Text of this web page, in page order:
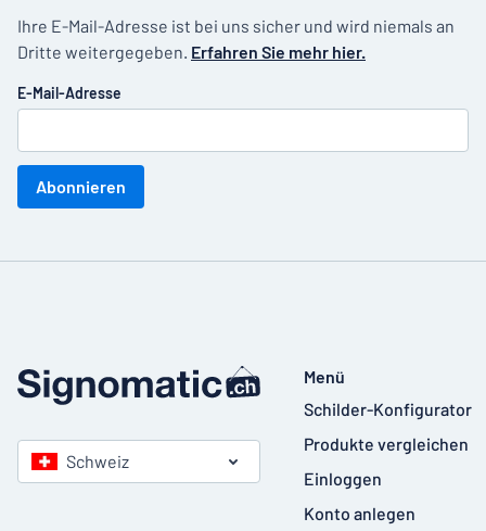
Ihre E-Mail-Adresse ist bei uns sicher und wird niemals an
Dritte weitergegeben. Erfahren Sie mehr hier.
E-Mail-Adresse
Abonnieren
Schweiz
Menü
Schilder-Konfigurator
Produkte vergleichen
Einloggen
Konto anlegen